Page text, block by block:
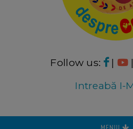
Follow us: | |
Intreabă I-